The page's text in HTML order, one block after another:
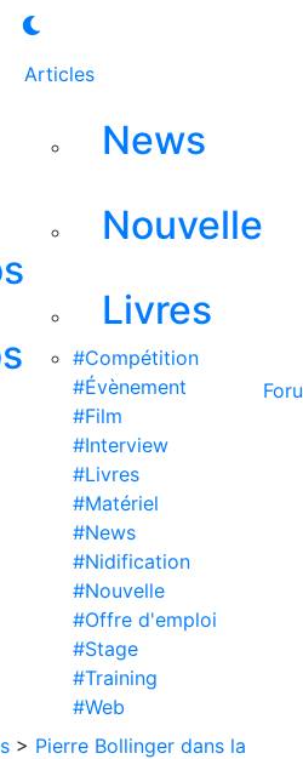
Articles
News
Nouvelle
Livres
#Compétition
#Évènement
#Film
#Interview
#Livres
#Matériel
#News
#Nidification
#Nouvelle
#Offre d'emploi
#Stage
#Training
#Web
> Pierre Bollinger dans la